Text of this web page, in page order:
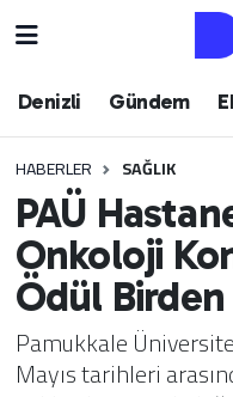
Denizli Gündem
HABERLER SAĞLIK
PAÜ
Onkoloji
Ödül Birden
Pamukkale
Mayıs tarihleri
Denizli
Ekonomi
Dünya
Spor
Hava Durumu
Trafik Durumu
Puan Durumu ve
Tüm Manşetler
Son Dakika